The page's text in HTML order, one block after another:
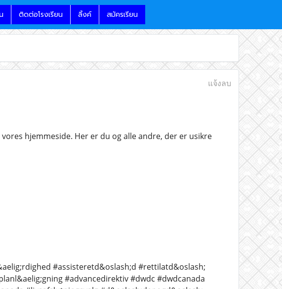
ติดต่อโรงเรียน ลิ้งค์ สมัครเรียน
แจ้งลบ
hjemmeside. Her er du og alle andre, der er usikre
#assisteretd&oslash;d #rettilatd&oslash;
#advancedirektiv #dwdc #dwdcanada